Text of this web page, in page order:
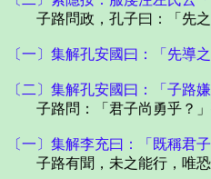
子路問政，孔子曰：「先之
〔一〕集解孔安國曰：「先導
〔二〕集解孔安國曰：「子路
子路問：「君子尚勇乎？」
〔一〕集解李充曰：「既稱君
子路有聞，未之能行，唯恐